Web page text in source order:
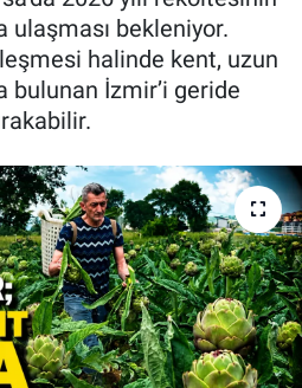
ulaşması bekleniyor.
halinde kent, uzun
bulunan İzmir’i geride